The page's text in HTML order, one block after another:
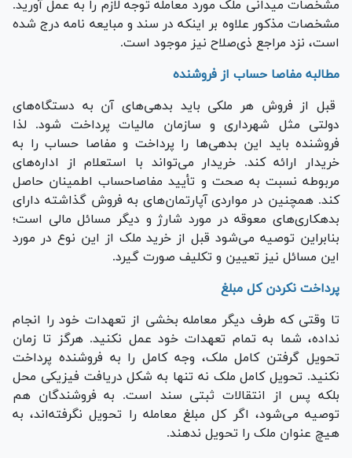
مشخصات میدانی ملک مورد معامله توجه لازم را به عمل آورید.
مشخصات مذکور علاوه بر اینکه در سند و مبایعه نامه درج شده
است، نزد مراجع ذی‌صلاح نیز موجود است.
مطالبه مفاصا حساب از فروشنده
قبل از فروش هر ملکی باید بدهی‌های آن به دستگاه‌های
دولتی مثل شهرداری و سازمان مالیات پرداخت شود. لذا
فروشنده باید این بدهی‌ها را پرداخت و مفاصا حساب را به
خریدار ارائه کند. خریدار می‌تواند با استعلام از اداره‌های
مربوطه نسبت به صحت و تأیید مفاصاحساب اطمینان حاصل
کند. همچنین در مواردی آپارتمان‌های به فروش گذاشته دارای
بدهکاری‌های معوقه در مورد شارژ و دیگر مسائل مالی است؛
بنابراین توصیه می‌شود قبل از خرید ملک از این نوع در مورد
این مسائل نیز تعیین و تکلیف صورت گیرد.
پرداخت نکردن کل مبلغ
تا وقتی که طرف دیگر معامله بخشی از تعهدات خود را انجام
نداده، شما به تمام تعهدات خود عمل نکنید. هرگز تا زمان
تحویل گرفتن کامل ملک، وجه کامل را به فروشنده پرداخت
نکنید. تحویل کامل ملک نه تنها به شکل دریافت فیزیکی محل
بلکه پس از انتقالات ثبتی سند است. به فروشندگان هم
توصیه می‌شود، اگر کل مبلغ معامله را تحویل نگرفته‌اند، به
هیچ عنوان ملک را تحویل ندهند.